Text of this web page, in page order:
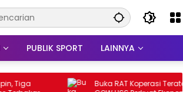
PUBLIK SPORT LAINNYA
Buka RAT Koperasi Teratai Putih, Ketua